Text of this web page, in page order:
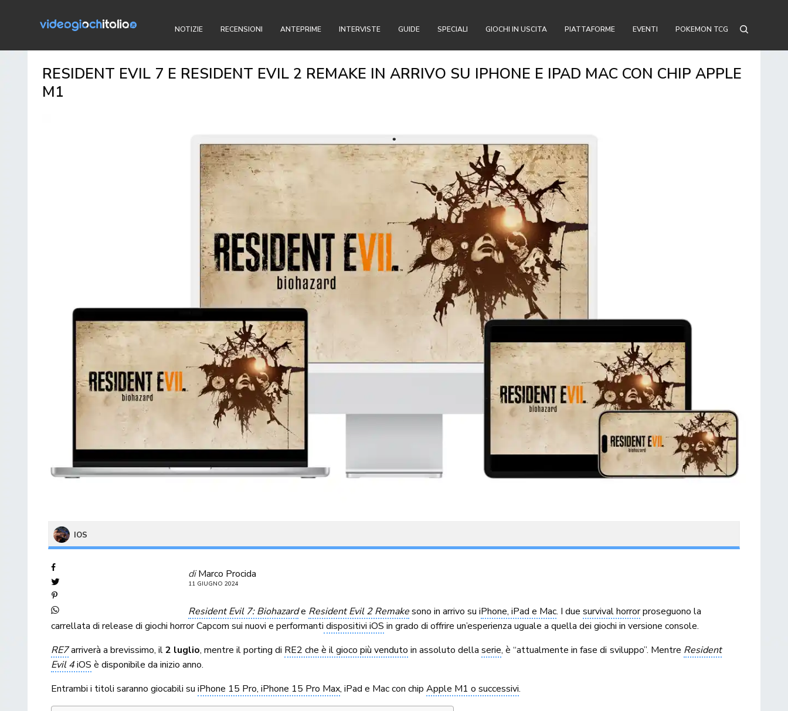
NOTIZIE RECENSIONI ANTEPRIME INTERVISTE GUIDE SPECIALI GIOCHI IN USCITA PIATTAFORME EVENTI POKEMON TCG
RESIDENT EVIL 7 E RESIDENT EVIL 2 REMAKE IN ARRIVO SU IPHONE E IPAD MAC CON CHIP APPLE
M1
IOS
di Marco Procida
11 GIUGNO 2024
Resident Evil 7: Biohazarde Resident Evil 2 Remakesono in arrivo su iPhone, iPad e Mac. I duesurvival horrorproseguono la
carrellata di release di giochi horror Capcom sui nuovi e performanti dispositivi iOS in grado di offrire un’esperienza uguale a quella dei giochi in versione console.
RE7arriverà a brevissimo, il2 luglio, mentre il porting di RE2 che è il gioco più venduto in assoluto dellaserie, è “attualmente in fase di sviluppo”. Mentre Resident
Evil 4iOS è disponibile da inizio anno.
Entrambi i titoli saranno giocabili suiPhone 15 Pro, iPhone 15 Pro Max, iPad e Mac con chipApple M1 o successivi.